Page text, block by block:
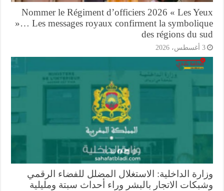
Nommer le Régiment d’officiers 2026 « Les
»… Les messages royaux confirment la
des régions du
الداخلية: الاستغلال المضلل للفضاء الرقمي
الاتجار بالبشر وراء أحداث سبتة ومليلية